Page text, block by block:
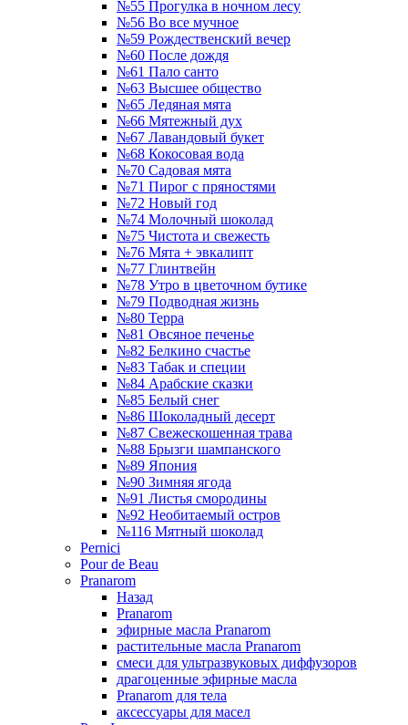
№55 Прогулка в ночном лесу
№56 Во все мучное
№59 Рождественский вечер
№60 После дождя
№61 Пало санто
№63 Высшее общество
№65 Ледяная мята
№66 Мятежный дух
№67 Лавандовый букет
№68 Кокосовая вода
№70 Садовая мята
№71 Пирог с пряностями
№72 Новый год
№74 Молочный шоколад
№75 Чистота и свежесть
№76 Мята + эвкалипт
№77 Глинтвейн
№78 Утро в цветочном бутике
№79 Подводная жизнь
№80 Терра
№81 Овсяное печенье
№82 Белкино счастье
№83 Табак и специи
№84 Арабские сказки
№85 Белый снег
№86 Шоколадный десерт
№87 Свежескошенная трава
№88 Брызги шампанского
№89 Япония
№90 Зимняя ягода
№91 Листья смородины
№92 Необитаемый остров
№116 Мятный шоколад
Pernici
Pour de Beau
Pranarom
Назад
Pranarom
эфирные масла Pranarom
растительные масла Pranarom
смеси для ультразвуковых диффузоров
драгоценные эфирные масла
Pranarom для тела
аксессуары для масел